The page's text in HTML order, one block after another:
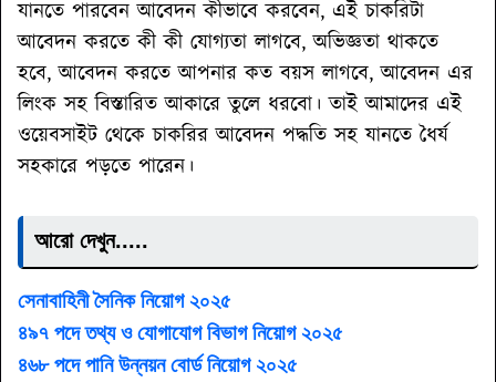
যানতে পারবেন আবেদন কীভাবে করবেন, এই চাকরিটা
আবেদন করতে কী কী যোগ্যতা লাগবে, অভিজ্ঞতা থাকতে
হবে, আবেদন করতে আপনার কত বয়স লাগবে, আবেদন এর
লিংক সহ বিস্তারিত আকারে তুলে ধরবো। তাই আমাদের এই
ওয়েবসাইট থেকে চাকরির আবেদন পদ্ধতি সহ যানতে ধৈর্য
সহকারে পড়তে পারেন।
আরো দেখুন.....
সেনাবাহিনী সৈনিক নিয়োগ ২০২৫
৪৯৭ পদে তথ্য ও যোগাযোগ বিভাগ নিয়োগ ২০২৫
৪৬৮ পদে পানি উন্নয়ন বোর্ড নিয়োগ ২০২৫